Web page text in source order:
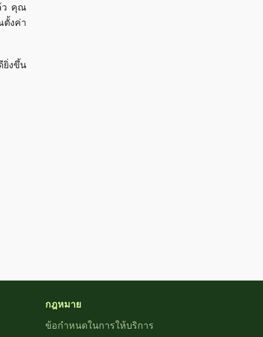
ว คุณ
งค่า
ยิ่งขึ้น
กฎหมาย
ข้อกำหนดในการให้บริการ